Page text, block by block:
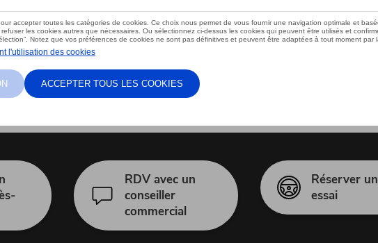
RDV avec un
conseiller
commercial
Réserver un
essai